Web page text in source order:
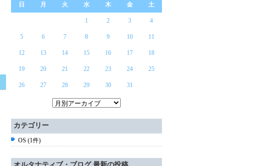
日 月 火 水 木 金 土
1 2 3 4
5 6 7 8 9 10 11
12 13 14 15 16 17 18
19 20 21 22 23 24 25
26 27 28 29 30 31
カテゴリー
OS (1件)